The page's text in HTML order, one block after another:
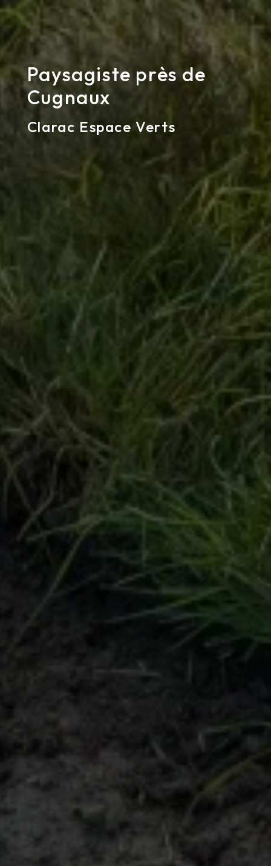
Paysagiste près de
Cugnaux
Clarac Espace Verts